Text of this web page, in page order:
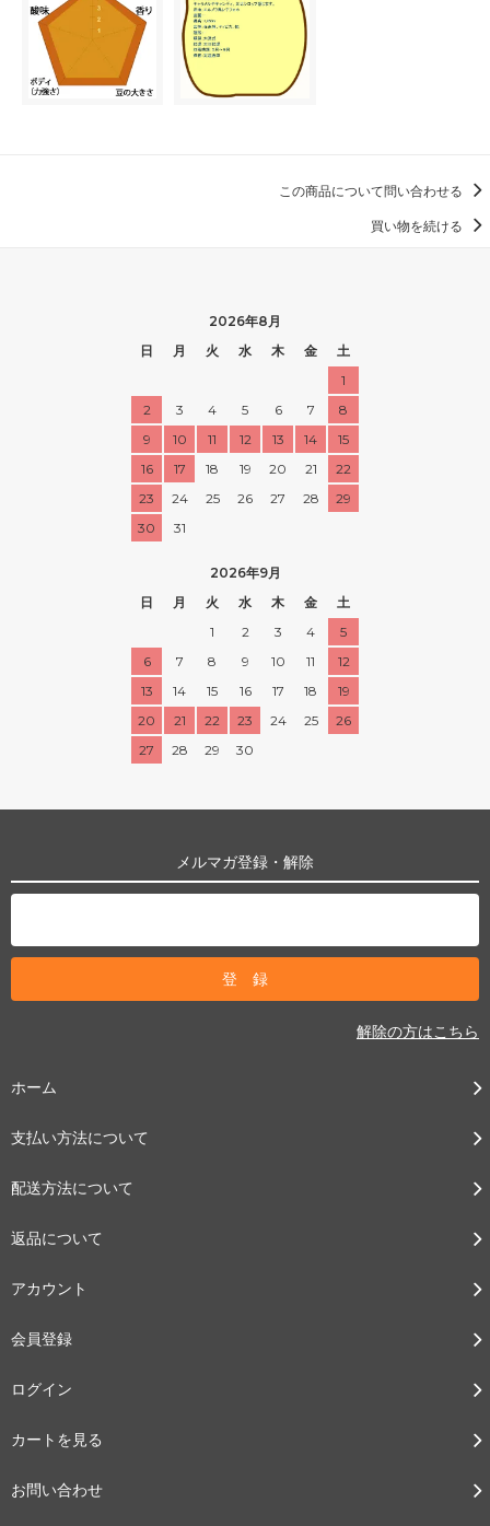
この商品について問い合わせる
買い物を続ける
2026年8月
日
月 火 水 木 金
土
1
2
3 4 5 6 7
8
9
10 11 12 13 14
15
16
17 18 19 20 21
22
23
24 25 26 27 28
29
30
31
2026年9月
日
月 火 水 木 金
土
1
2 3 4
5
6
7 8 9 10 11
12
13
14 15 16 17 18
19
20
21 22 23 24 25
26
27
28 29 30
メルマガ登録・解除
解除の方はこちら
ホーム
支払い方法について
配送方法について
返品について
アカウント
会員登録
ログイン
カートを見る
お問い合わせ